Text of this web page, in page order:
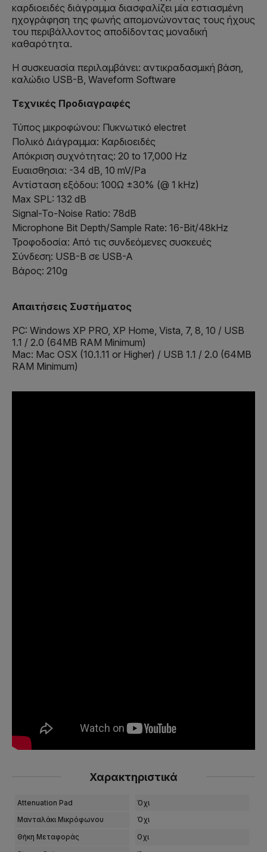
καρδιοειδές διάγραμμα διασφαλίζει μία εστιασμένη
ηχογράφηση της φωνής απομονώνοντας τους ήχους
του περιβάλλοντος αποδίδοντας μοναδική
καθαρότητα.
Η συσκευασία περιλαμβάνει: αντικραδασμική βάση,
καλώδιο USB-B, Waveform Software
Τεχνικές Προδιαγραφές
Τύπος μικροφώνου: Πυκνωτικό electret
Πολικό Διάγραμμα: Καρδιοειδές
Απόκριση συχνότητας: 20 to 17,000 Hz
Ευαισθησια: -34 dB, 10 mV/Pa
Αντίσταση εξόδου: 100Ω ±30% (@ 1 kHz)
Max SPL: 132 dB
Signal-To-Noise Ratio: 78dB
Microphone Bit Depth/Sample Rate: 16-Bit/48kHz
Τροφοδοσία: Από τις συνδεόμενες συσκευές
Σύνδεση: USB-B σε USB-A
Βάρος: 210g
Απαιτήσεις Συστήματος
PC: Windows XP PRO, XP Home, Vista, 7, 8, 10 / USB
1.1 / 2.0 (64MB RAM Minimum)
Mac: Mac OSX (10.1.11 or Higher) / USB 1.1 / 2.0 (64MB
RAM Minimum)
Χαρακτηριστικά
Attenuation Pad Όχι
Μανταλάκι Μικρόφωνου Όχι
Θήκη Μεταφοράς Οχι